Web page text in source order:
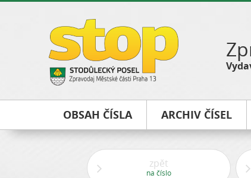
OBSAH ČÍSLA ARCHIV ČÍSEL
zpět
na číslo